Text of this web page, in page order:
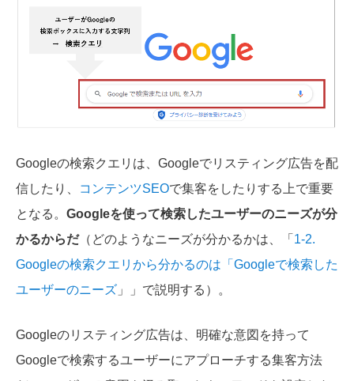
Googleの検索クエリは、Googleでリスティング広告を配
信したり、
コンテンツSEOで集客をしたりする上で重要
となる。 Googleを使って検索したユーザーのニーズが分
かるからだ（どのようなニーズが分かるかは、「 1-2.
Googleの検索クエリから分かるのは「Googleで検索した
ユーザーのニーズ 」」で説明する）。
Googleのリスティング広告は、明確な意図を持って
Googleで検索するユーザーにアプローチする集客方法